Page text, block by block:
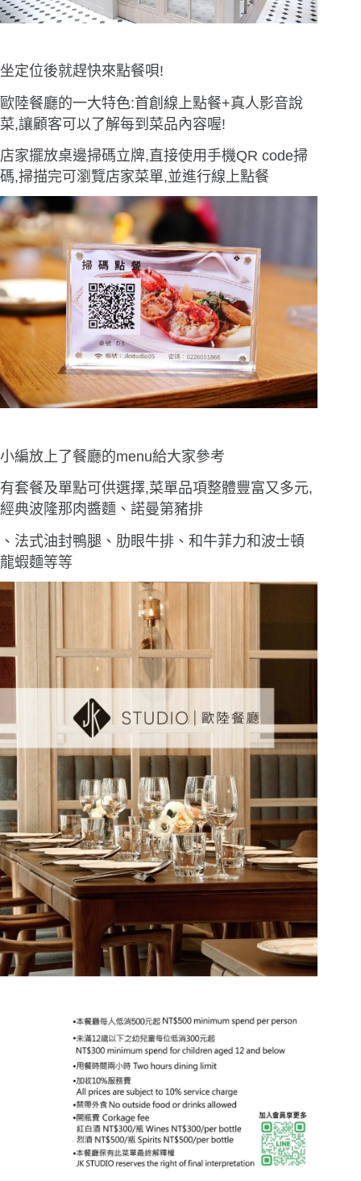
坐定位後就趕快來點餐唄!
歐陸餐廳的一大特色:首創線上點餐+真人影音說
菜,讓顧客可以了解每到菜品內容喔!
店家擺放桌邊掃碼立牌,直接使用手機QR code掃
碼,掃描完可瀏覽店家菜單,並進行線上點餐
小編放上了餐廳的menu給大家參考
有套餐及單點可供選擇,菜單品項整體豐富又多元,
經典波隆那肉醬麵、諾曼第豬排
、法式油封鴨腿、肋眼牛排、和牛菲力和波士頓
龍蝦麵等等